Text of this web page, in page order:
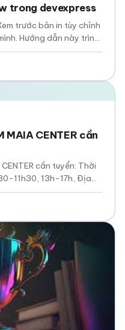
trong devexpress
trước bản in tùy chỉnh
Hướng dẫn này trình
MAIA CENTER cần
CENTER cần tuyển: Thời
11h30, 13h-17h, Địa